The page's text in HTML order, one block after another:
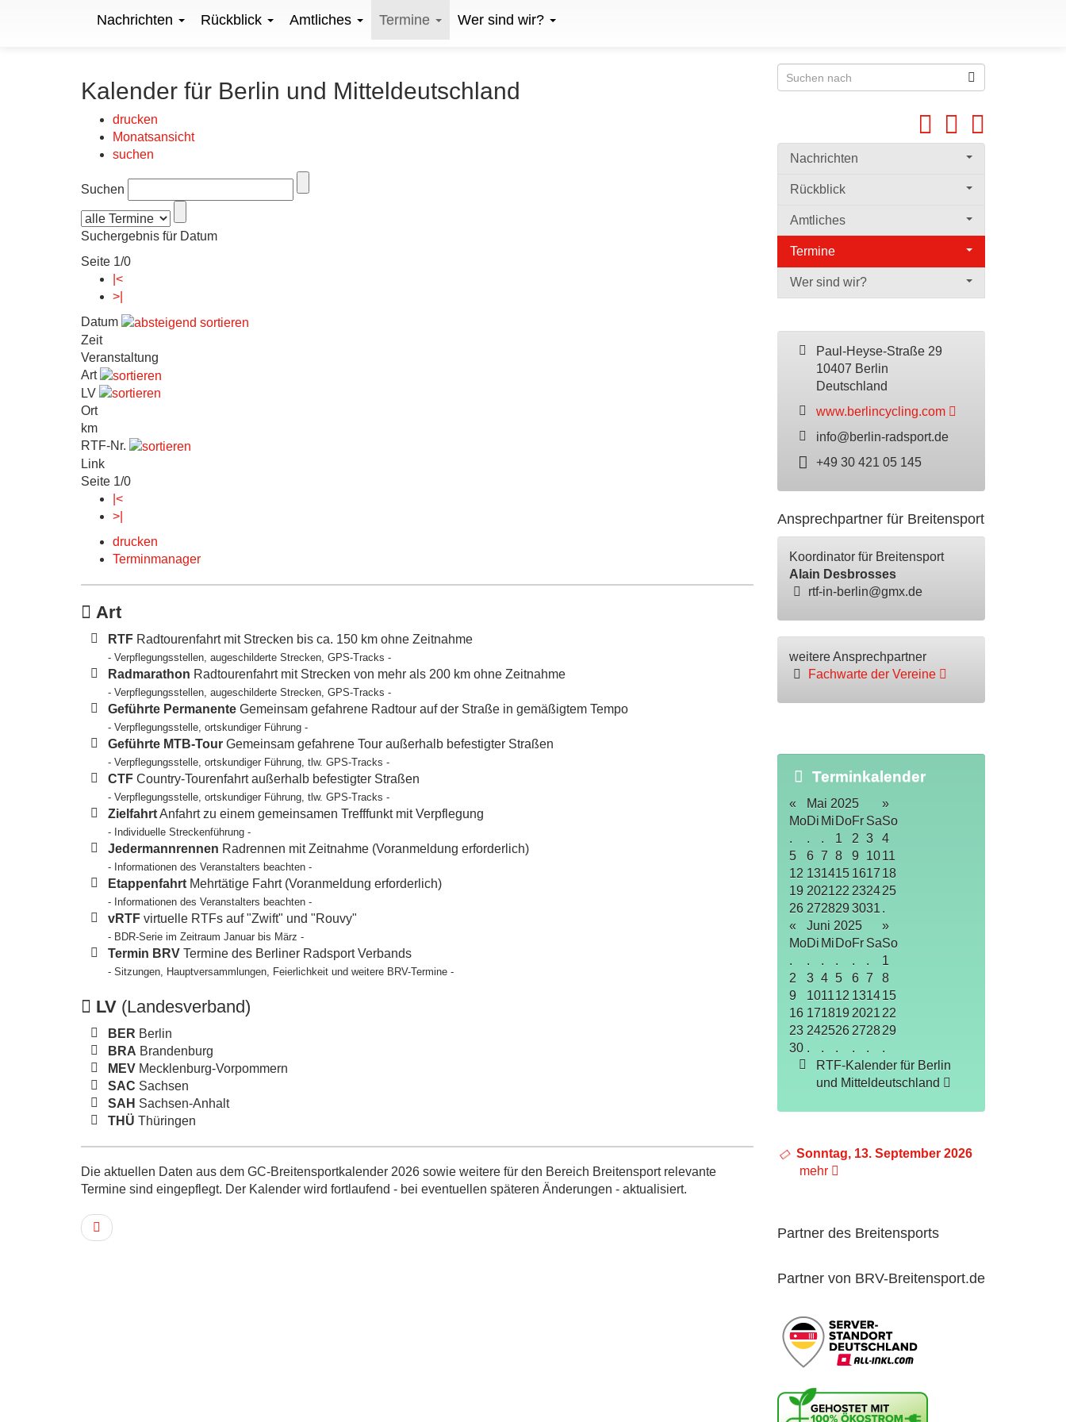
Nachrichten Rückblick Amtliches Termine Wer sind wir?
Kalender für Berlin und Mitteldeutschland
drucken
Monatsansicht
suchen
Suchen
Suchergebnis für Datum
Seite 1/0
|<
>|
Datum
Zeit
Veranstaltung
Art
LV
Ort
km
RTF-Nr.
Link
Seite 1/0
|<
>|
drucken
Terminmanager
Art
RTF Radtourenfahrt mit Strecken bis ca. 150 km ohne Zeitnahme
- Verpflegungsstellen, augeschilderte Strecken, GPS-Tracks -
Radmarathon Radtourenfahrt mit Strecken von mehr als 200 km ohne Zeitnahme
- Verpflegungsstellen, augeschilderte Strecken, GPS-Tracks -
Geführte Permanente Gemeinsam gefahrene Radtour auf der Straße in gemäßigtem Tempo
- Verpflegungsstelle, ortskundiger Führung -
Geführte MTB-Tour Gemeinsam gefahrene Tour außerhalb befestigter Straßen
- Verpflegungsstelle, ortskundiger Führung, tlw. GPS-Tracks -
CTF Country-Tourenfahrt außerhalb befestigter Straßen
- Verpflegungsstelle, ortskundiger Führung, tlw. GPS-Tracks -
ZielfahrtAnfahrt zu einem gemeinsamen Trefffunkt mit Verpflegung
- Individuelle Streckenführung -
Jedermannrennen Radrennen mit Zeitnahme (Voranmeldung erforderlich)
- Informationen des Veranstalters beachten -
Etappenfahrt Mehrtätige Fahrt (Voranmeldung erforderlich)
- Informationen des Veranstalters beachten -
vRTF virtuelle RTFs auf "Zwift" und "Rouvy"
- BDR-Serie im Zeitraum Januar bis März -
Termin BRV Termine des Berliner Radsport Verbands
- Sitzungen, Hauptversammlungen, Feierlichkeit und weitere BRV-Termine -
LV (Landesverband)
BER Berlin
BRA Brandenburg
MEV Mecklenburg-Vorpommern
SAC Sachsen
SAH Sachsen-Anhalt
THÜ Thüringen
Die aktuellen Daten aus dem GC-Breitensportkalender 2026 sowie weitere für den Bereich Breitensport relevante
Termine sind eingepflegt. Der Kalender wird fortlaufend - bei eventuellen späteren Änderungen - aktualisiert.
Nachrichten
Rückblick
Amtliches
Termine
Wer sind wir?
Paul-Heyse-Straße 29
10407 Berlin
Deutschland
www.berlincycling.com
info@berlin-radsport.de
+49 30 421 05 145
Ansprechpartner für Breitensport
Koordinator für Breitensport
Alain Desbrosses
rtf-in-berlin@gmx.de
weitere Ansprechpartner
Fachwarte der Vereine
Terminkalender
« Mai 2025
»
MoDi Mi DoFr SaSo
.
. . 1 2 3
4
5
6 7 8 9 10 11
12 131415 1617 18
19 202122 2324 25
26 272829 3031 .
«
Juni 2025
»
MoDi Mi DoFr SaSo
.
. . . . .
1
2
3 4 5 6 7
8
9
101112 1314 15
16 171819 2021 22
23 242526 2728 29
30 . . . . .
.
RTF-Kalender für Berlin
und Mitteldeutschland
Sonntag, 13. September 2026
mehr
Partner des Breitensports
Partner von BRV-Breitensport.de